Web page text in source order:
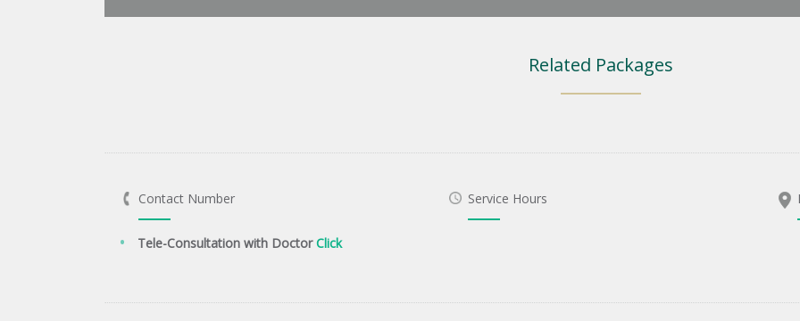
Related Packages
Contact Number
Tele-Consultation with DoctorClick
Service Hours